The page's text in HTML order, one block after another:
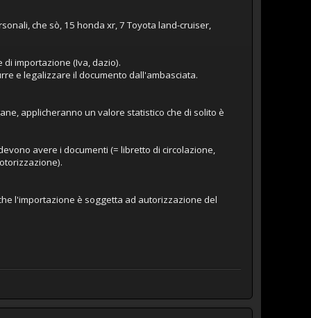
che sò, 15 honda xr, 7 Toyota land-cruiser,
importazione (Iva, dazio).
e legalizzare il documento dall'ambasciata.
applicheranno un valore statistico che di solito è
avere i documenti (= libretto di circolazione,
l'importazione è soggetta ad autorizzazione del